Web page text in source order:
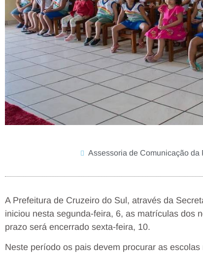
Assessoria de Comunicação da
A Prefeitura de Cruzeiro do Sul, através da
iniciou nesta segunda-feira, 6, as matrículas dos
prazo será encerrado sexta-feira, 10.
Neste período os pais devem procurar as